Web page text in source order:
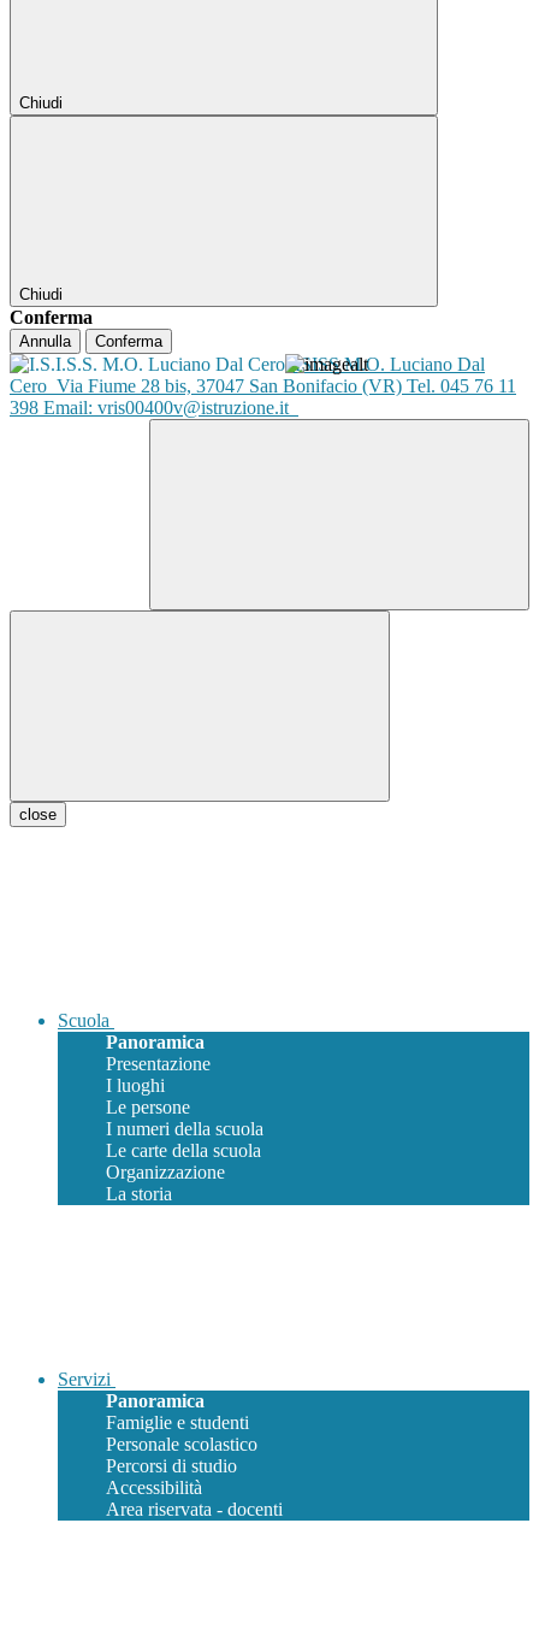
Chiudi
Chiudi
Conferma
Annulla Conferma
ISISS M.O. Luciano Dal
Cero Via Fiume 28 bis, 37047 San Bonifacio (VR) Tel. 045 76 11
398 Email: vris00400v@istruzione.it
close
Scuola
Panoramica
Presentazione
I luoghi
Le persone
I numeri della scuola
Le carte della scuola
Organizzazione
La storia
Servizi
Panoramica
Famiglie e studenti
Personale scolastico
Percorsi di studio
Accessibilità
Area riservata - docenti